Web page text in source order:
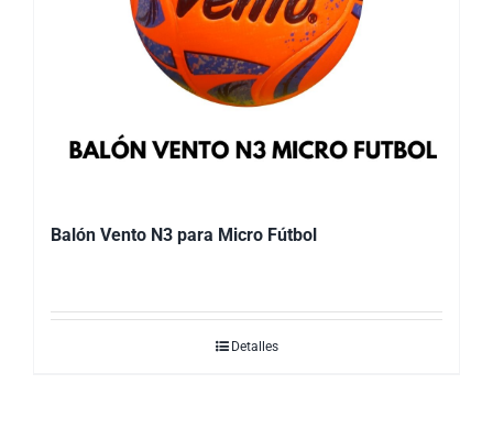
Balón Vento N3 para Micro Fútbol
Detalles